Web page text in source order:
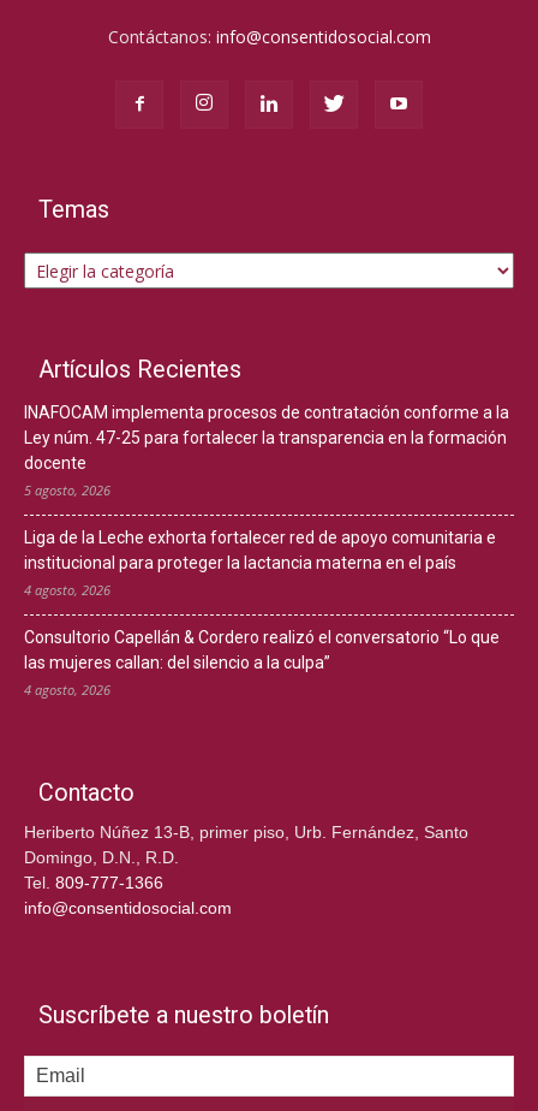
Contáctanos: info@consentidosocial.com
Temas
Temas
Artículos Recientes
INAFOCAM implementa procesos de contratación conforme a la
Ley núm. 47-25 para fortalecer la transparencia en la formación
docente
5 agosto, 2026
Liga de la Leche exhorta fortalecer red de apoyo comunitaria e
institucional para proteger la lactancia materna en el país
4 agosto, 2026
Consultorio Capellán & Cordero realizó el conversatorio “Lo que
las mujeres callan: del silencio a la culpa”
4 agosto, 2026
Contacto
Heriberto Núñez 13-B, primer piso, Urb. Fernández, Santo
Domingo, D.N., R.D.
Tel. 809-777-1366
info@consentidosocial.com
Suscríbete a nuestro boletín